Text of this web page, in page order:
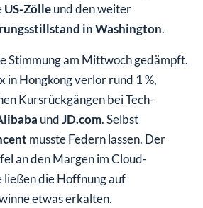
US-Zölleund den weiter
in Washington.
Stimmung am Mittwoch gedämpft.
in Hongkong verlor rund 1 %,
Kursrückgängen bei Tech-
undJD.com. Selbst
musste Federn lassen. Der
an den Margen im Cloud-
ließen die Hoffnung auf
etwas erkalten.